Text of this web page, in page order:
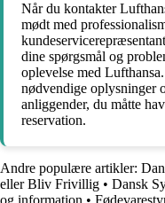
Når du kontakter
mødt med
dine spørgsmål og
oplevelse med
nødvendige oplysninger
anliggender, du måtte
reservation.
Andre populære artikler:
eller Bliv Frivillig • Dansk